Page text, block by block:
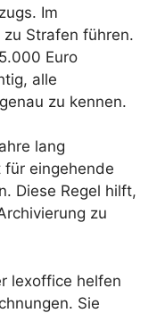
Im
Strafen führen.
Euro
alle
zu kennen.
lang
eingehende
Diese Regel hilft,
zu
lexoffice helfen
Sie